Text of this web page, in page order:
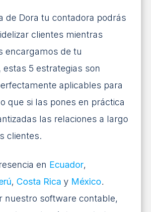
de Dora tu contadora podrás
clientes mientras
encargamos de tu
estas 5 estrategias son
aplicables para
que si las pones en práctica
las relaciones a largo
clientes.
en Ecuador,
, Costa Rica y México.
nuestro software contable,